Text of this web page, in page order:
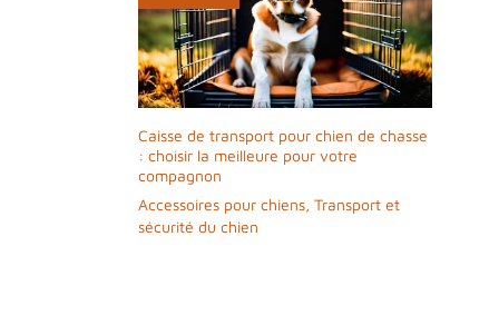
Caisse de transport pour chien de chasse
: choisir la meilleure pour votre
compagnon
Accessoires pour chiens, Transport et
sécurité du chien